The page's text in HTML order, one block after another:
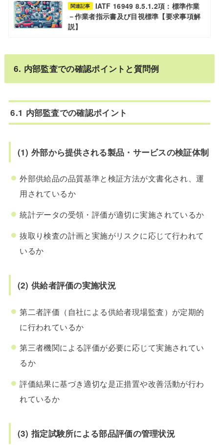
関連記事
IATF 16949 8.5.1.2項：標準作業
－作業者指示書及び目視標準【要求事項解
説】
6. 内部監査での確認ポイントと質問例
6.1 内部監査での確認ポイント
(1) 外部から提供される製品・サービスの検証体制
外部供給品の品質基準と検証方法が文書化され、運
用されているか
統計データの受領・評価が適切に実施されているか
抜取り検査の計画と実施がリスクに応じて行われて
いるか
(2) 供給者評価の実施状況
第二者評価（自社による供給者現場監査）が定期的
に行われているか
第三者機関による評価が必要に応じて実施されてい
るか
評価結果に基づき適切な是正措置や改善活動が行わ
れているか
(3) 指定試験所による部品評価の管理状況